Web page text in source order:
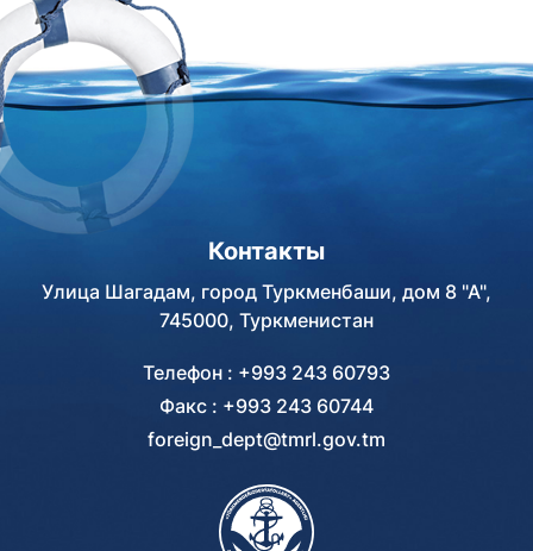
Контакты
Улица Шагадам, город Туркменбаши, дом 8 "А",
745000, Туркменистан
Телефон : +993 243 60793
Факс : +993 243 60744
foreign_dept@tmrl.gov.tm